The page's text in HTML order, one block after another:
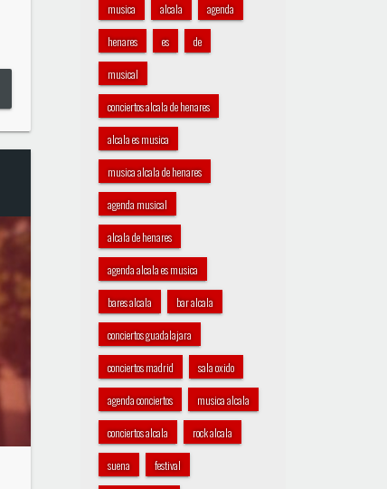
musica alcala agenda
henares es de
musical
conciertos alcala de henares
alcala es musica
musica alcala de henares
agenda musical
alcala de henares
agenda alcala es musica
bares alcala bar alcala
conciertos guadalajara
conciertos madrid sala oxido
agenda conciertos musica alcala
conciertos alcala rock alcala
suena festival